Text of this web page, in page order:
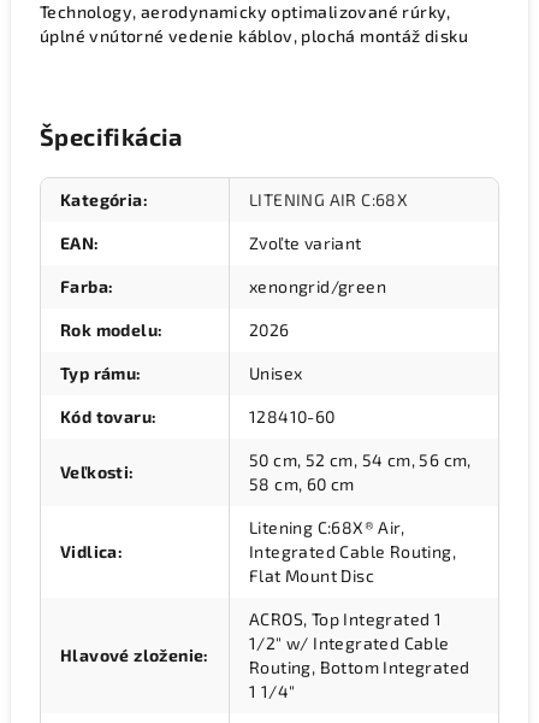
Technology, aerodynamicky optimalizované rúrky,
úplné vnútorné vedenie káblov, plochá montáž disku
Špecifikácia
Kategória: LITENING AIR C:68X
EAN: Zvoľte variant
Farba: xenongrid/green
Rok modelu: 2026
Typ rámu: Unisex
Kód tovaru: 128410-60
Veľkosti:
50 cm, 52 cm, 54 cm, 56 cm,
58 cm, 60 cm
Vidlica:
Litening C:68X® Air,
Integrated Cable Routing,
Flat Mount Disc
Hlavové zloženie:
ACROS, Top Integrated 1
1/2" w/ Integrated Cable
Routing, Bottom Integrated
1 1/4"